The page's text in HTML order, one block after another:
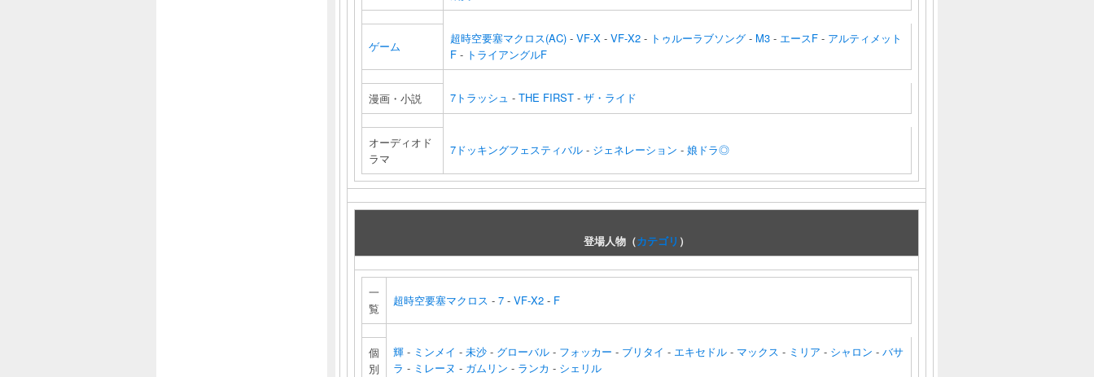
ゲーム
超時空要塞マクロス(AC) - VF-X - VF-X2 - トゥルーラブソング - M3 - エースF - アルティメット
F - トライアングルF
漫画・小説 7トラッシュ - THE FIRST - ザ・ライド
オーディオド
ラマ
7ドッキングフェスティバル - ジェネレーション - 娘ドラ◎
登場人物（カテゴリ ）
一
覧
超時空要塞マクロス - 7 - VF-X2 - F
個
別
輝 - ミンメイ - 未沙 - グローバル - フォッカー - ブリタイ - エキセドル - マックス - ミリア - シャロン - バサ
ラ - ミレーヌ - ガムリン - ランカ - シェリル